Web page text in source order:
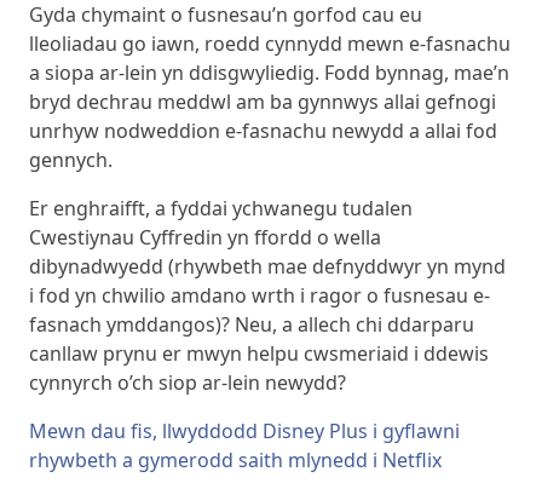
Gyda chymaint o fusnesau’n gorfod cau eu
lleoliadau go iawn, roedd cynnydd mewn e-fasnachu
a siopa ar-lein yn ddisgwyliedig. Fodd bynnag, mae’n
bryd dechrau meddwl am ba gynnwys allai gefnogi
unrhyw nodweddion e-fasnachu newydd a allai fod
gennych.
Er enghraifft, a fyddai ychwanegu tudalen
Cwestiynau Cyffredin yn ffordd o wella
dibynadwyedd (rhywbeth mae defnyddwyr yn mynd
i fod yn chwilio amdano wrth i ragor o fusnesau e-
fasnach ymddangos)? Neu, a allech chi ddarparu
canllaw prynu er mwyn helpu cwsmeriaid i ddewis
cynnyrch o’ch siop ar-lein newydd?
Mewn dau fis, llwyddodd Disney Plus i gyflawni
rhywbeth a gymerodd saith mlynedd i Netflix